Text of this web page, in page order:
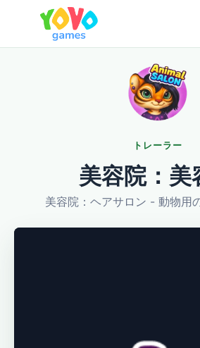
トレーラー
美容院：美
美容院：ヘアサロン - 動物用